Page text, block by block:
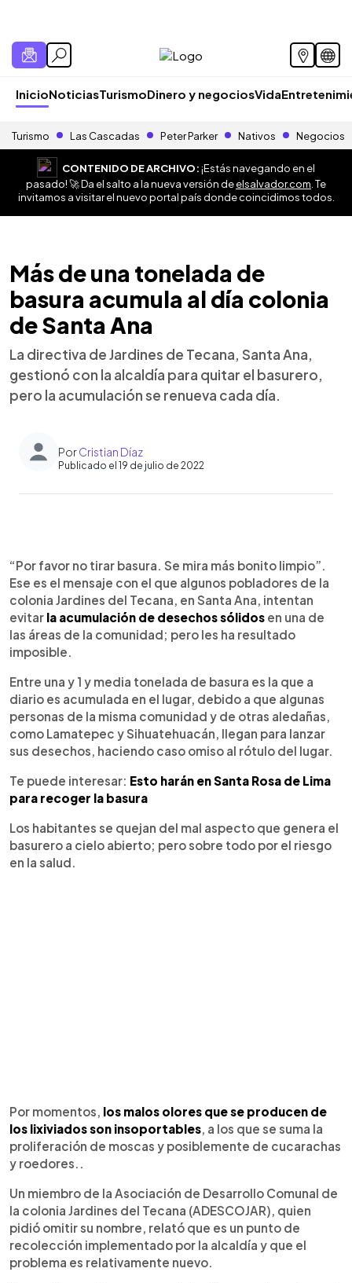
InicioNoticiasTurismoDinero y negociosVida
Turismo Las Cascadas Peter Parker Nativos Negocios
CONTENIDO DE ARCHIVO:¡Estás navegando en el
pasado! 🚀 Da el salto a la nueva versión deelsalvador.com . Te
invitamos a visitar el nuevo portal país donde coincidimos todos.
Más de una tonelada de
basura acumula al día colonia
de Santa Ana
La directiva de Jardines de Tecana, Santa Ana,
gestionó con la alcaldía para quitar el basurero,
pero la acumulación se renueva cada día.
PorCristian Díaz
Publicado el 19 de julio de 2022
Escuchar artículo
“Por favor no tirar basura. Se mira más bonito limpio”.
Ese es el mensaje con el que algunos pobladores de la
colonia Jardines del Tecana, en Santa Ana, intentan
evitar la acumulación de desechos sólidos en una de
las áreas de la comunidad; pero les ha resultado
imposible.
Entre una y 1 y media tonelada de basura es la que a
diario es acumulada en el lugar, debido a que algunas
personas de la misma comunidad y de otras aledañas,
como Lamatepec y Sihuatehuacán, llegan para lanzar
sus desechos, haciendo caso omiso al rótulo del lugar.
Te puede interesar: Esto harán en Santa Rosa de Lima
para recoger la basura
Los habitantes se quejan del mal aspecto que genera el
basurero a cielo abierto; pero sobre todo por el riesgo
en la salud.
Por momentos, los malos olores que se producen de
los lixiviados son insoportables, a los que se suma la
proliferación de moscas y posiblemente de cucarachas
y roedores..
Un miembro de la Asociación de Desarrollo Comunal de
la colonia Jardines del Tecana (ADESCOJAR), quien
pidió omitir su nombre, relató que es un punto de
recolección implementado por la alcaldía y que el
problema es relativamente nuevo.